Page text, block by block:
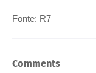
Fonte: R7
Comments